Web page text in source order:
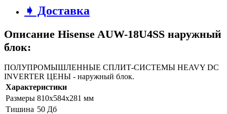
➧ Доставка
Описание Hisense AUW-18U4SS наружный
блок:
ПОЛУПРОМЫШЛЕННЫЕ СПЛИТ-СИСТЕМЫ HEAVY DC
INVERTER ЦЕНЫ - наружный блок.
Характеристики
Размеры 810x584x281 мм
Тишина 50 Дб